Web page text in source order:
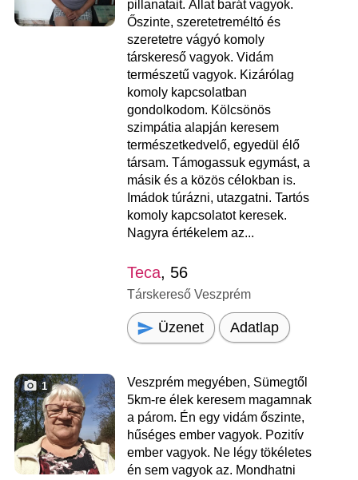
pillanatait. Állat barát vagyok.
Őszinte, szeretetreméltó és
szeretetre vágyó komoly
társkereső vagyok. Vidám
természetű vagyok. Kizárólag
komoly kapcsolatban
gondolkodom. Kölcsönös
szimpátia alapján keresem
természetkedvelő, egyedül élő
társam. Támogassuk egymást, a
másik és a közös célokban is.
Imádok túrázni, utazgatni. Tartós
komoly kapcsolatot keresek.
Nagyra értékelem az...
Teca, 56
Társkereső Veszprém
Üzenet Adatlap
1
Veszprém megyében, Sümegtől
5km-re élek keresem magamnak
a párom. Én egy vidám őszinte,
hűséges ember vagyok. Pozitív
ember vagyok. Ne légy tökéletes
én sem vagyok az. Mondhatni